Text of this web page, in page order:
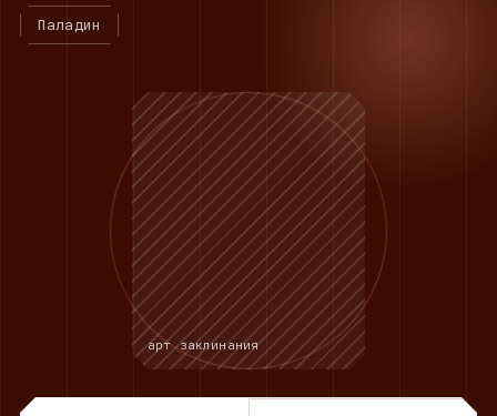
Паладин
арт заклинания